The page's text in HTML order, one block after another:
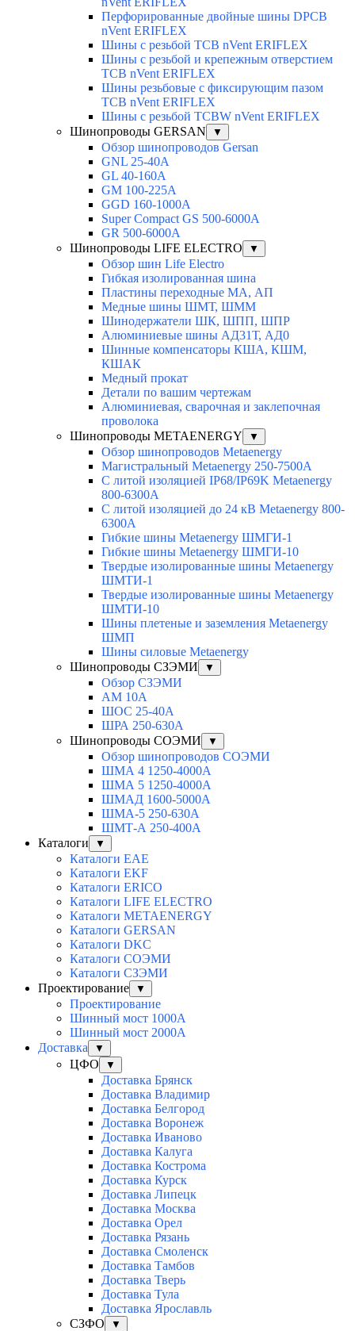
Перфорированные двойные шины DPCB
nVent ERIFLEX
Шины с резьбой TCB nVent ERIFLEX
Шины с резьбой и крепежным отверстием
TCB nVent ERIFLEX
Шины резьбовые с фиксирующим пазом
TCB nVent ERIFLEX
Шины с резьбой TCBW nVent ERIFLEX
Шинопроводы GERSAN
▼
Обзор шинопроводов Gersan
GNL 25-40A
GL 40-160A
GM 100-225A
GGD 160-1000A
Super Compact GS 500-6000A
GR 500-6000A
Шинопроводы LIFE ELECTRO
▼
Обзор шин Life Electro
Гибкая изолированная шина
Пластины переходные МА, АП
Медные шины ШМТ, ШММ
Шинодержатели ШК, ШПП, ШПР
Алюминиевые шины АД31Т, АД0
Шинные компенсаторы КША, КШМ,
КШАК
Медный прокат
Детали по вашим чертежам
Алюминиевая, cварочная и заклепочная
проволока
Шинопроводы METAENERGY
▼
Обзор шинопроводов Metaenergy
Магистральный Metaenergy 250-7500A
С литой изоляцией IP68/IP69K Metaenergy
800-6300A
С литой изоляцией до 24 кВ Metaenergy 800-
6300A
Гибкие шины Metaenergy ШМГИ-1
Гибкие шины Metaenergy ШМГИ-10
Твердые изолированные шины Metaenergy
ШМТИ-1
Твердые изолированные шины Metaenergy
ШМТИ-10
Шины плетеные и заземления Metaenergy
ШМП
Шины силовые Metaenergy
Шинопроводы СЗЭМИ
▼
Обзор СЗЭМИ
АМ 10А
ШОС 25-40А
ШРА 250-630А
Шинопроводы СОЭМИ
▼
Обзор шинопроводов СОЭМИ
ШМА 4 1250-4000А
ШМА 5 1250-4000А
ШМАД 1600-5000А
ШМА-5 250-630А
ШМТ-А 250-400А
Каталоги
▼
Каталоги EAE
Каталоги EKF
Каталоги ERICO
Каталоги LIFE ELECTRO
Каталоги METAENERGY
Каталоги GERSAN
Каталоги DKC
Каталоги СОЭМИ
Каталоги СЗЭМИ
Проектирование
▼
Проектирование
Шинный мост 1000А
Шинный мост 2000А
Доставка
▼
ЦФО ▼
Доставка Брянск
Доставка Владимир
Доставка Белгород
Доставка Воронеж
Доставка Иваново
Доставка Калуга
Доставка Кострома
Доставка Курск
Доставка Липецк
Доставка Москва
Доставка Орел
Доставка Рязань
Доставка Смоленск
Доставка Тамбов
Доставка Тверь
Доставка Тула
Доставка Ярославль
СЗФО
▼